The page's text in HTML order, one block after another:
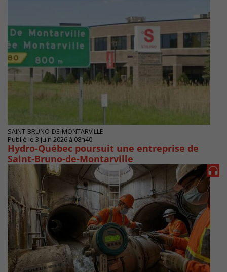
SAINT-BRUNO-DE-MONTARVILLE
Publié le 3 juin 2026 à 08h40
Hydro-Québec poursuit une entreprise de
Saint-Bruno-de-Montarville